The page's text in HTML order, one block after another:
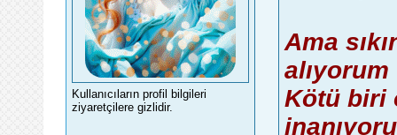
Kullanıcıların profil bilgileri
ziyaretçilere gizlidir.
Ama
Kötü biri